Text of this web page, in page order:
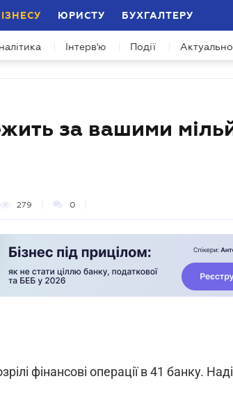
ЮРИСТУ БУХГАЛТЕРУ
Інтерв'ю Події Актуально
за вашими
279 0
фінансові операції в 41 банку.